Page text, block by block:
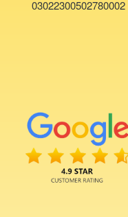
03022300502780002